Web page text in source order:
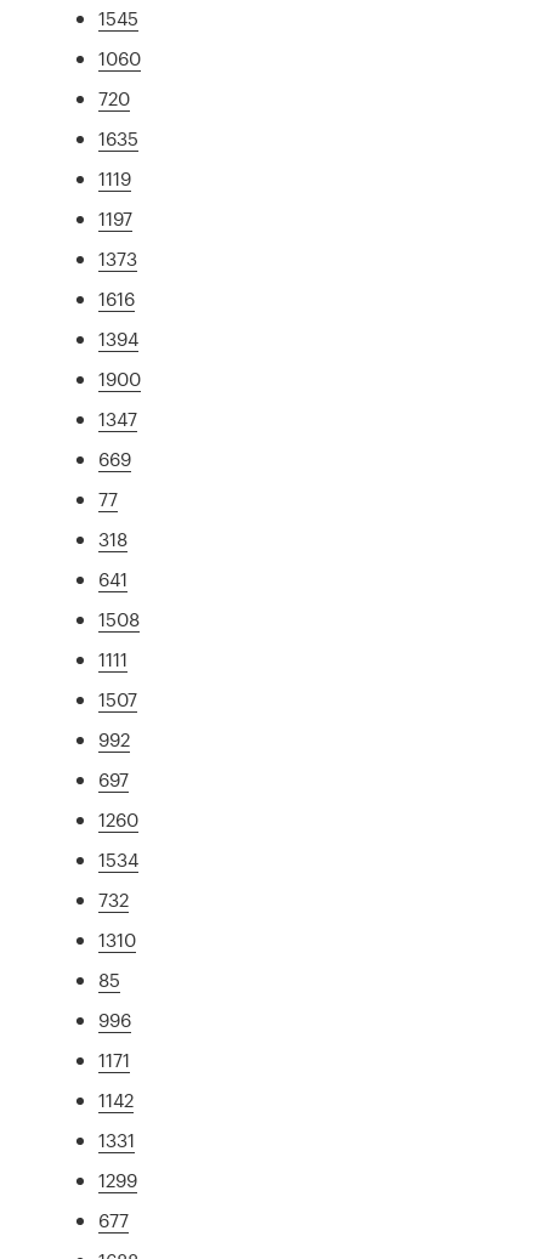
1545
1060
720
1635
1119
1197
1373
1616
1394
1900
1347
669
77
318
641
1508
1111
1507
992
697
1260
1534
732
1310
85
996
1171
1142
1331
1299
677